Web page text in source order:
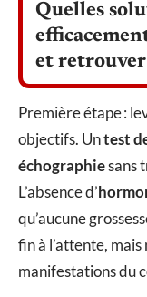
Quelles
et
Première étape :
objectifs. Untest
échographiesans
L’absence d’
qu’aucune
fin à l’attente, mais
manifestations du